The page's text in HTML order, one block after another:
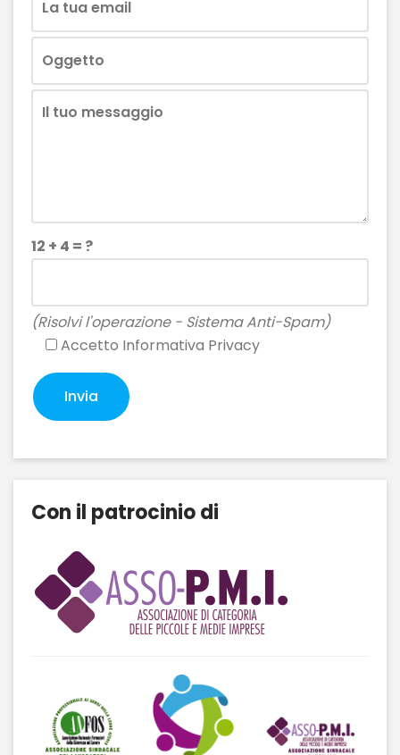
12 + 4 = ?
(Risolvi l'operazione - Sistema Anti-Spam)
Accetto Informativa Privacy
Con il patrocinio di